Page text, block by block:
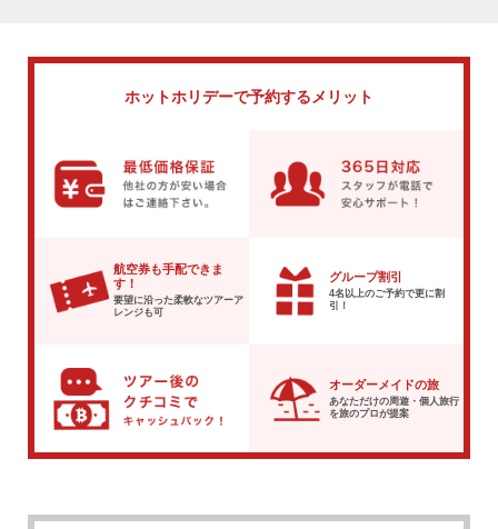
ホットホリデーで予約するメリット
航空券も手配できま
す！
要望に沿った柔軟なツアーア
レンジも可
グループ割引
4名以上のご予約で更に割
引！
オーダーメイドの旅
あなただけの周遊・個人旅行
を旅のプロが提案